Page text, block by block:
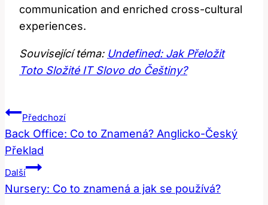
communication and enriched cross-cultural
experiences.
Související téma: Undefined: Jak Přeložit
Toto Složité IT Slovo do Češtiny?
Navigace
Pro
Příspěvek
Předchozí
Back Office: Co to Znamená? Anglicko-Český
Překlad
Další
Nursery: Co to znamená a jak se používá?